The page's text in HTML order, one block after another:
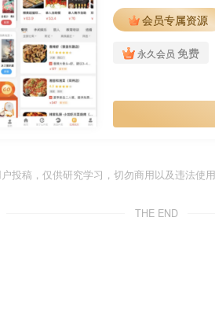
会员专属资源
永久会员 免费
投稿，仅供研究学习，切勿商用以及违法使
THE END